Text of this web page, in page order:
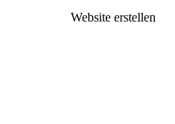
Website erstellen